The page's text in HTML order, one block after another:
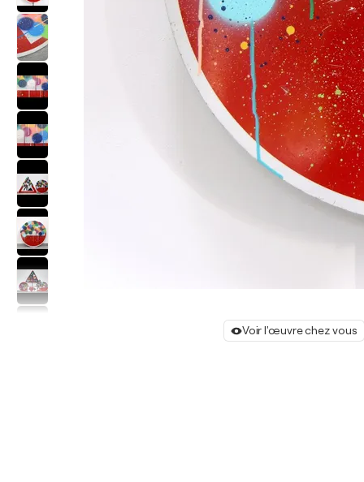
Voir l'œuvre chez vous